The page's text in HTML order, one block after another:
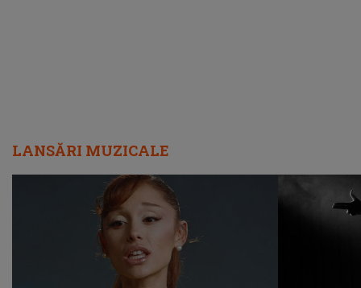
LANSĂRI MUZICALE